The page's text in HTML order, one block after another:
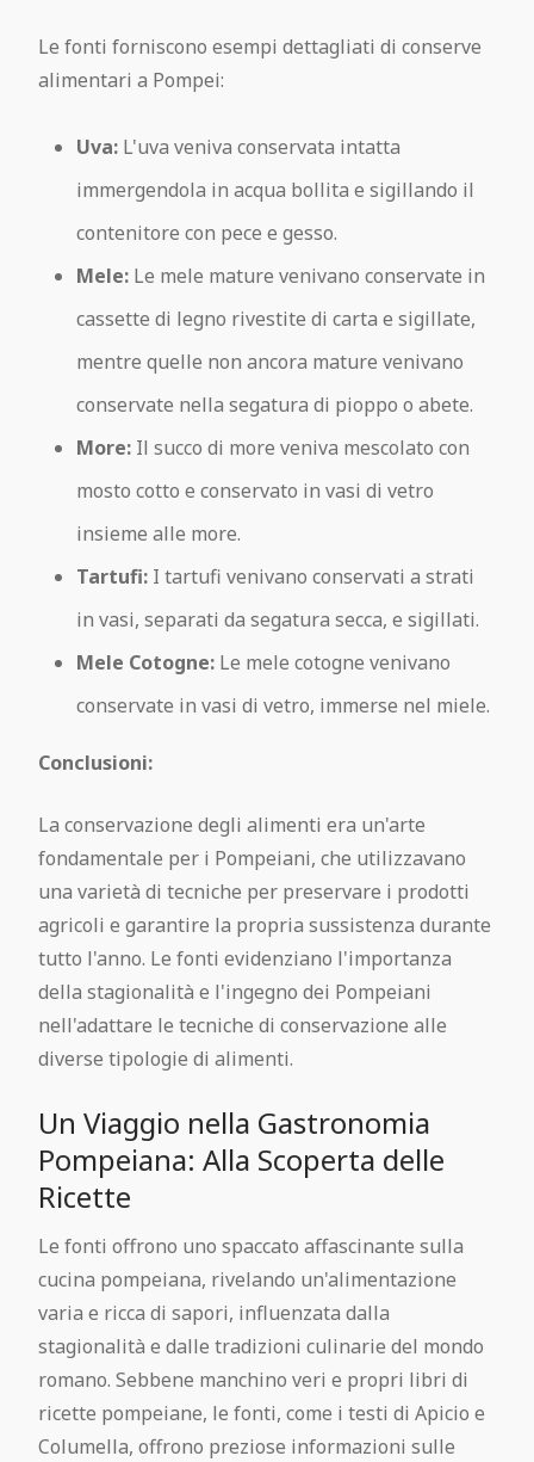
Le fonti forniscono esempi dettagliati di conserve
alimentari a Pompei:
Uva: L'uva veniva conservata intatta
immergendola in acqua bollita e sigillando il
contenitore con pece e gesso.
Mele: Le mele mature venivano conservate in
cassette di legno rivestite di carta e sigillate,
mentre quelle non ancora mature venivano
conservate nella segatura di pioppo o abete.
More: Il succo di more veniva mescolato con
mosto cotto e conservato in vasi di vetro
insieme alle more.
Tartufi: I tartufi venivano conservati a strati
in vasi, separati da segatura secca, e sigillati.
Mele Cotogne: Le mele cotogne venivano
conservate in vasi di vetro, immerse nel miele.
Conclusioni:
La conservazione degli alimenti era un'arte
fondamentale per i Pompeiani, che utilizzavano
una varietà di tecniche per preservare i prodotti
agricoli e garantire la propria sussistenza durante
tutto l'anno. Le fonti evidenziano l'importanza
della stagionalità e l'ingegno dei Pompeiani
nell'adattare le tecniche di conservazione alle
diverse tipologie di alimenti.
Un Viaggio nella Gastronomia
Pompeiana: Alla Scoperta delle
Ricette
Le fonti offrono uno spaccato affascinante sulla
cucina pompeiana, rivelando un'alimentazione
varia e ricca di sapori, influenzata dalla
stagionalità e dalle tradizioni culinarie del mondo
romano. Sebbene manchino veri e propri libri di
ricette pompeiane, le fonti, come i testi di Apicio e
Columella, offrono preziose informazioni sulle